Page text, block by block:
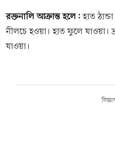
রক্তনালি আক্রান্ত হলে:হাত
নীলচে হওয়া। হাত ফুলে যাওয়া।
যাওয়া।